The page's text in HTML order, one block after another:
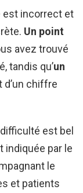
est incorrect et
Un point
avez trouvé
tandis qu’un
chiffre
est bel
indiquée par le
le
et patients